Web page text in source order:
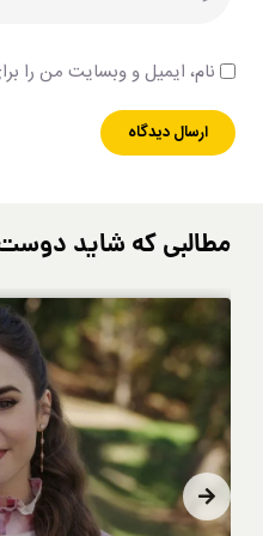
نام، ایمیل و وبسایت من را
مطالبی که شاید